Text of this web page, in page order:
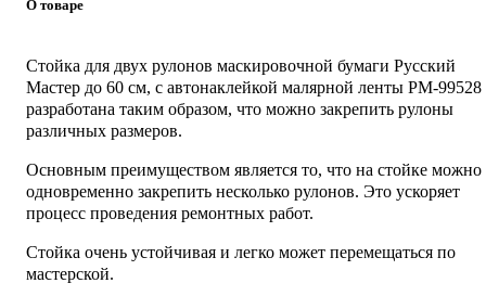
О товаре
Стойка для двух рулонов маскировочной бумаги Русский
Мастер до 60 см, с автонаклейкой малярной ленты РМ-99528
разработана таким образом, что можно закрепить рулоны
различных размеров.
Основным преимуществом является то, что на стойке можно
одновременно закрепить несколько рулонов. Это ускоряет
процесс проведения ремонтных работ.
Стойка очень устойчивая и легко может перемещаться по
мастерской.